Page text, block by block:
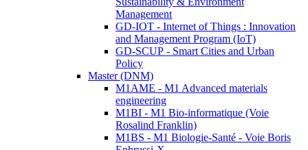
Management
GD-IOT - Internet of Things : Innovation
and Management Program (IoT)
GD-SCUP - Smart Cities and Urban
Policy
Master (DNM)
M1AME - M1 Advanced materials
engineering
M1BI - M1 Bio-informatique (Voie
Rosalind Franklin)
M1BS - M1 Biologie-Santé - Voie Boris